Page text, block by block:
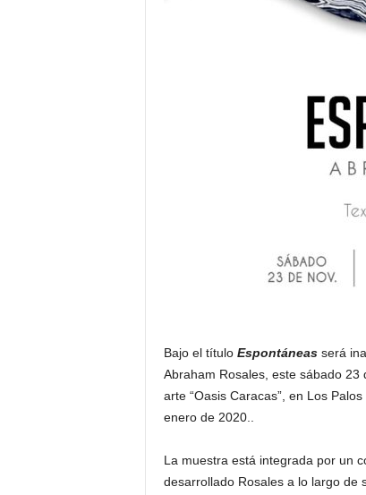
Bajo el título Espontáneasserá
Abraham Rosales, este sábado
arte “Oasis Caracas”, en Los
enero de 2020..
La muestra está integrada por un
desarrollado Rosales a lo largo de